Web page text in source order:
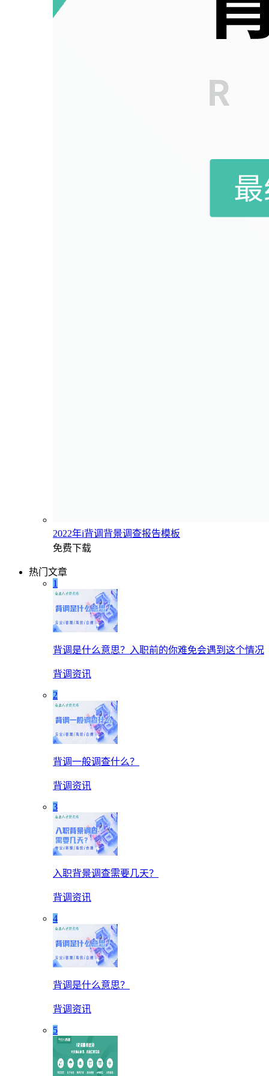
2022年i背调背景调查报告模板
免费下载
热门文章
1
背调是什么意思？入职前的你难免会遇到这个情况
背调资讯
2
背调一般调查什么？
背调资讯
3
入职背景调查需要几天？
背调资讯
4
背调是什么意思？
背调资讯
5